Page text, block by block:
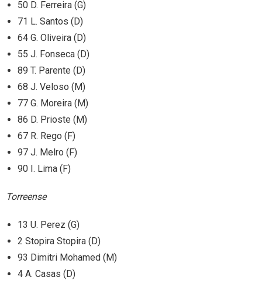
50 D. Ferreira (G)
71 L. Santos (D)
64 G. Oliveira (D)
55 J. Fonseca (D)
89 T. Parente (D)
68 J. Veloso (M)
77 G. Moreira (M)
86 D. Prioste (M)
67 R. Rego (F)
97 J. Melro (F)
90 I. Lima (F)
Torreense
13 U. Perez (G)
2 Stopira Stopira (D)
93 Dimitri Mohamed (M)
4 A. Casas (D)